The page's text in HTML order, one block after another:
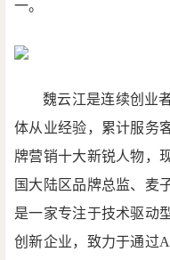
一。
魏云江是连续创业
体从业经验，累计服务
牌营销十大新锐人物，
国大陆区品牌总监、麦
是一家专注于技术驱动
创新企业，致力于通过